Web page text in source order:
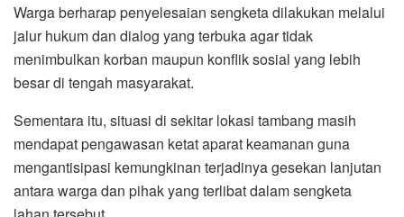
Warga berharap penyelesaian sengketa dilakukan melalui
jalur hukum dan dialog yang terbuka agar tidak
menimbulkan korban maupun konflik sosial yang lebih
besar di tengah masyarakat.
Sementara itu, situasi di sekitar lokasi tambang masih
mendapat pengawasan ketat aparat keamanan guna
mengantisipasi kemungkinan terjadinya gesekan lanjutan
antara warga dan pihak yang terlibat dalam sengketa